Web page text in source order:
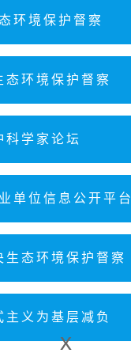
x
环境保护督察
态环境保护督察
科学家论坛
单位信息公开平台
生态环境保护督察
主义为基层减负